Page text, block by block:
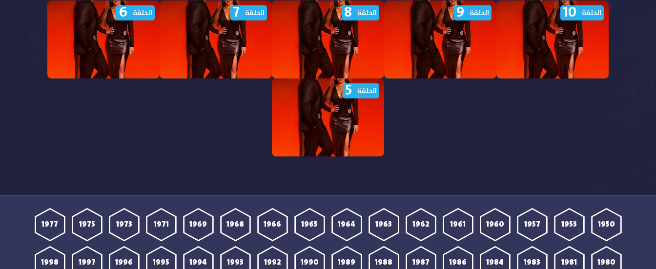
الحلقة 10 الحلقة 9
مشاهدة مسلسل Wild Cards
الموسم الثالث الحلقة 8 مترجمة
الحلقة 8 الحلقة 7 الحلقة 6
الحلقة 5
1950
1953
1957
1960
1961
1962
1963
1964
1965
1966
1968
1969
1971
1973
1975
1977
1980
1981
1983
1984
1986
1987
1988
1989
1990
1992
1993
1994
1995
1996
1997
1998